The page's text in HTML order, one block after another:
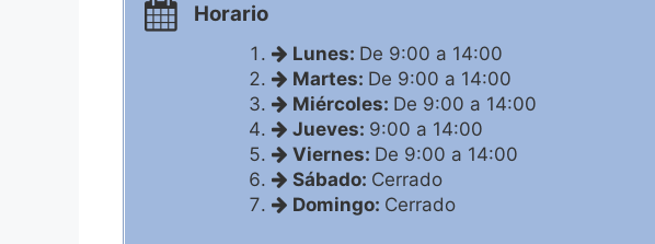
Horario
Lunes: De 9:00 a 14:00
Martes: De 9:00 a 14:00
Miércoles: De 9:00 a 14:00
Jueves: 9:00 a 14:00
Viernes: De 9:00 a 14:00
Sábado: Cerrado
Domingo: Cerrado